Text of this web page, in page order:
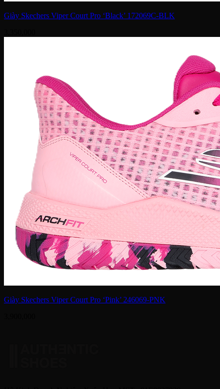
Giày Skechers Viper Court Pro ‘Black’ 172069C-BLK
Giày Skechers Viper Court Pro ‘Pink’ 246069-PNK